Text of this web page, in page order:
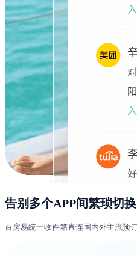
告别多个APP间繁琐切换
百房易统一收件箱直连国内外主流预